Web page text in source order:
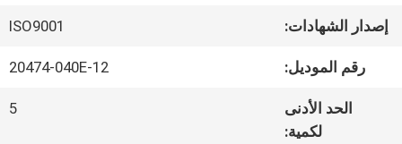
جولة
إصدار الشهادات: ISO9001
رقم الموديل: 20474-040E-12
الحد الأدنى
لكمية:
5